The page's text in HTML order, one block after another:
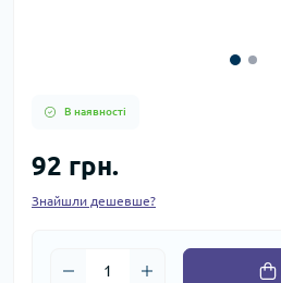
В наявності
92 грн.
Знайшли дешевше?